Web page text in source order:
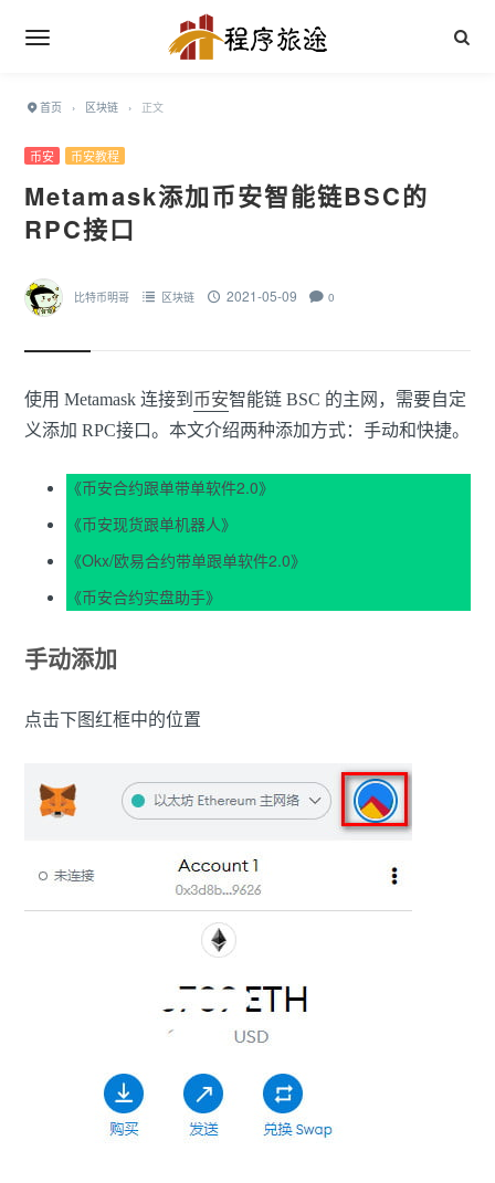
首页 › 区块链 › 正文
币安 币安教程
Metamask添加币安智能链BSC的
RPC接口
比特币明哥 区块链 2021-05-09 0
使用 Metamask 连接到 币安智能链 BSC 的主网，需要自定
义添加 RPC接口。本文介绍两种添加方式：手动和快捷。
《币安合约跟单带单软件2.0》
《币安现货跟单机器人》
《Okx/欧易合约带单跟单软件2.0》
《币安合约实盘助手》
手动添加
点击下图红框中的位置